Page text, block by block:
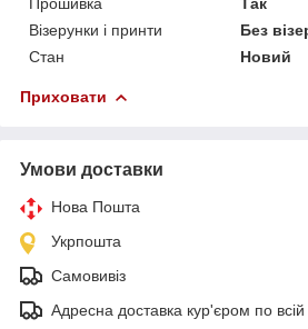
Візерунки і принти
Без
Стан
Новий
Приховати
Умови доставки
Нова Пошта
Укрпошта
Самовивіз
Адресна доставка кур'єром по всій